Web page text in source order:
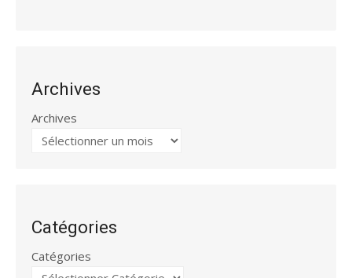
Archives
Archives
Catégories
Catégories